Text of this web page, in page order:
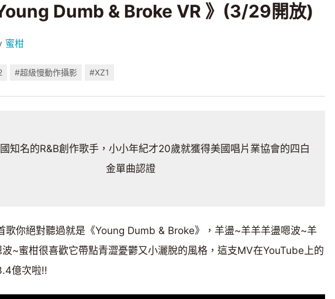
Dumb & Broke VR 》(3/29開放)
蜜柑
#超級慢動作攝影 #XZ1
知名的R&B創作歌手，小小年紀才20歲就獲得美國唱片業協會的四白
金單曲認證
歌你絕對聽過就是《Young Dumb & Broke》，羊盪~羊羊羊盪嗯波~羊
~蜜柑很喜歡它帶點青澀憂鬱又小灑脫的風格，這支MV在YouTube上的
億次啦!!